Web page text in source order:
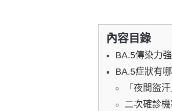
內容目錄
BA.5傳染力
BA.5症狀有
「夜間盜
二次確診